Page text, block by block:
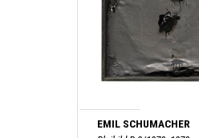
EMIL SCHUMACHER